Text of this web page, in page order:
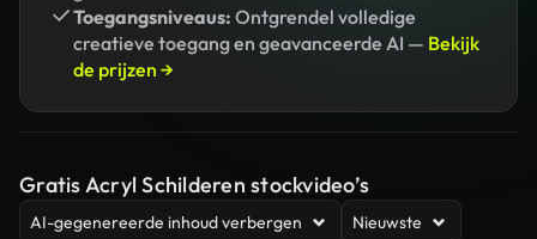
Toegangsniveaus: Ontgrendel volledige
creatieve toegang en geavanceerde AI — Bekijk
de prijzen →
Gratis Acryl Schilderen stockvideo’s
AI-gegenereerde inhoud verbergen Nieuwste